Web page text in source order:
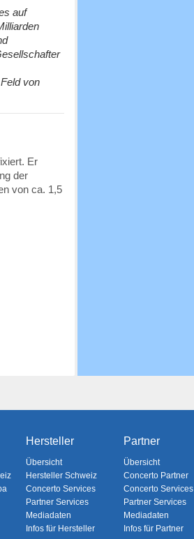
auf
von
Er
der
von ca. 1,5
Hersteller
Übersicht
Hersteller Schweiz
Concerto Services
Partner Services
Mediadaten
Infos für Hersteller
Partner
Übersicht
Concerto Partner
Concerto Services
Partner Services
Mediadaten
Infos für Partner